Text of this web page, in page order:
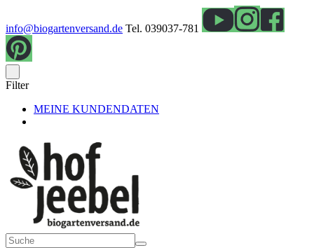
info@biogartenversand.de Tel. 039037-781
Filter
MEINE KUNDENDATEN